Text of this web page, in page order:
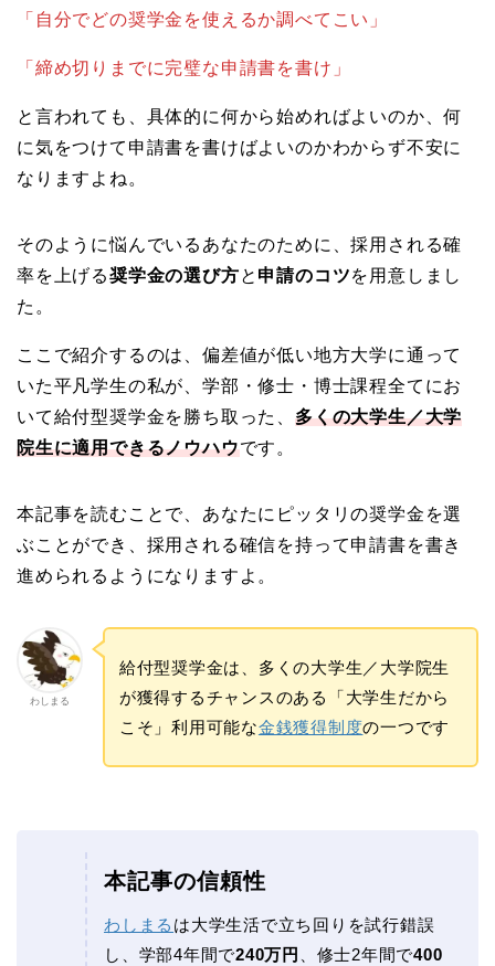
「自分でどの奨学金を使えるか調べてこい」
「締め切りまでに完璧な申請書を書け」
と言われても、具体的に何から始めればよいのか、何
に気をつけて申請書を書けばよいのかわからず不安に
なりますよね。
そのように悩んでいるあなたのために、採用される確
率を上げる奨学金の選び方と 申請のコツを用意しまし
た。
ここで紹介するのは、偏差値が低い地方大学に通って
いた平凡学生の私が、学部・修士・博士課程全てにお
いて給付型奨学金を勝ち取った、 多くの大学生／大学
院生に適用できるノウハウです。
本記事を読むことで、あなたにピッタリの奨学金を選
ぶことができ、採用される確信を持って申請書を書き
進められるようになりますよ。
わしまる
給付型奨学金は、多くの大学生／大学院生
が獲得するチャンスのある「大学生だから
こそ」利用可能な金銭獲得制度の一つです
本記事の信頼性
わしまる は大学生活で立ち回りを試行錯誤
し、学部4年間で240万円 、修士2年間で400